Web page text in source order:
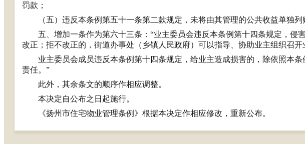
罚款；
（五）违反本条例第五十一条第二款规定，未将由其管理的公共收益单独
五、 增加一条作为第六十三条： “业主委员会违反本条例第十四条规定，侵
改正；拒不改正的，街道办事处（乡镇人民政府）可以指导、协助业主组织召
业主委员会成员违反本条例第十四条规定，给业主造成损害的，除依照本
责任。 ”
此外，其余条文的顺序作相应调整。
本决定自公布之日起施行。
《扬州市住宅物业管理条例》根据本决定作相应修改，重新公布。